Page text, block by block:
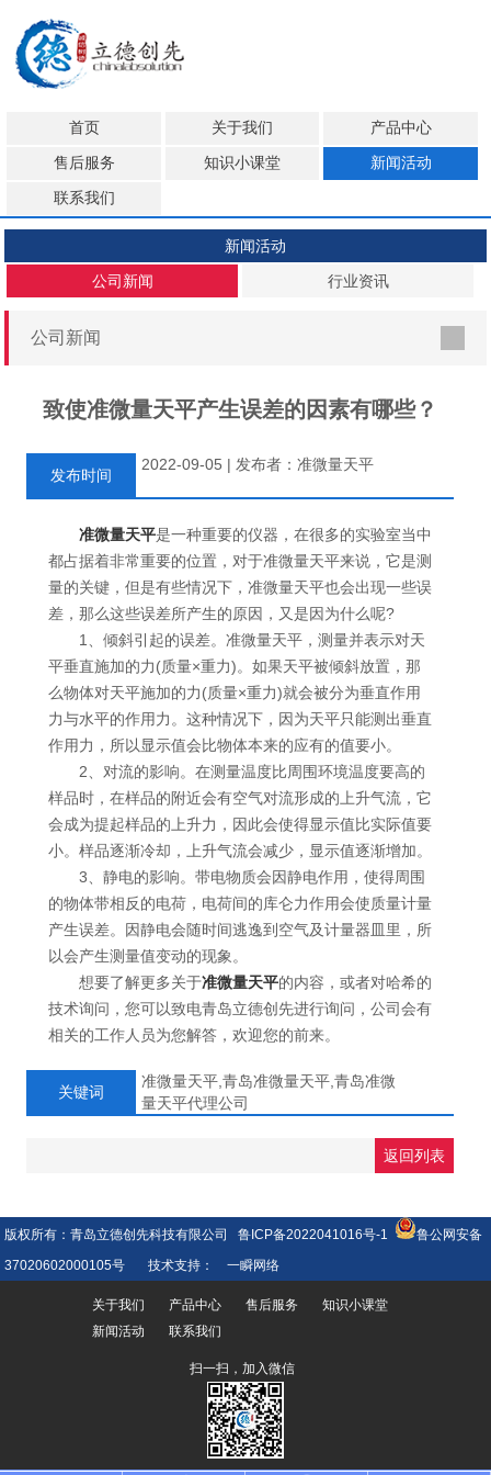
首页 关于我们 产品中心
售后服务 知识小课堂 新闻活动
联系我们
新闻活动
公司新闻
行业资讯
公司新闻
致使准微量天平产生误差的因素有哪些？
发布时间
2022-09-05 | 发布者：准微量天平
准微量天平是一种重要的仪器，在很多的实验室当中
都占据着非常重要的位置，对于准微量天平来说，它是测
量的关键，但是有些情况下，准微量天平也会出现一些误
差，那么这些误差所产生的原因，又是因为什么呢?
1、倾斜引起的误差。准微量天平，测量并表示对天
平垂直施加的力(质量×重力)。如果天平被倾斜放置，那
么物体对天平施加的力(质量×重力)就会被分为垂直作用
力与水平的作用力。这种情况下，因为天平只能测出垂直
作用力，所以显示值会比物体本来的应有的值要小。
2、对流的影响。在测量温度比周围环境温度要高的
样品时，在样品的附近会有空气对流形成的上升气流，它
会成为提起样品的上升力，因此会使得显示值比实际值要
小。样品逐渐冷却，上升气流会减少，显示值逐渐增加。
3、静电的影响。带电物质会因静电作用，使得周围
的物体带相反的电荷，电荷间的库仑力作用会使质量计量
产生误差。因静电会随时间逃逸到空气及计量器皿里，所
以会产生测量值变动的现象。
想要了解更多关于准微量天平的内容，或者对哈希的
技术询问，您可以致电青岛立德创先进行询问，公司会有
相关的工作人员为您解答，欢迎您的前来。
关键词
准微量天平,青岛准微量天平,青岛准微
量天平代理公司
返回列表
版权所有：青岛立德创先科技有限公司鲁ICP备2022041016号-1
鲁公网安备
37020602000105号 技术支持： 一瞬网络
关于我们 产品中心 售后服务
知识小课堂
新闻活动
联系我们
扫一扫，加入微信